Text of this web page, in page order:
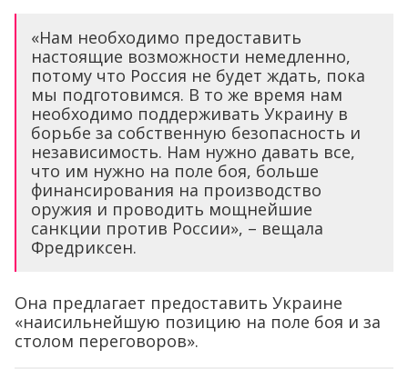
«Нам необходимо предоставить
настоящие возможности немедленно,
потому что Россия не будет ждать, пока
мы подготовимся. В то же время нам
необходимо поддерживать Украину в
борьбе за собственную безопасность и
независимость. Нам нужно давать все,
что им нужно на поле боя, больше
финансирования на производство
оружия и проводить мощнейшие
санкции против России», – вещала
Фредриксен.
Она предлагает предоставить Украине
«наисильнейшую позицию на поле боя и за
столом переговоров».